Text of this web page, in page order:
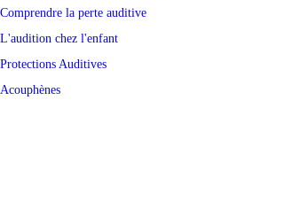
Comprendre la perte auditive
L'audition chez l'enfant
Protections Auditives
Acouphènes